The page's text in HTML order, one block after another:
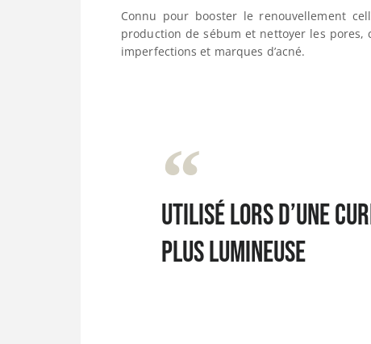
Connu pour booster le renouvellement
production de sébum et nettoyer les pores,
imperfections et marques d’acné.
Utilisé lors d’une
plus lumineuse